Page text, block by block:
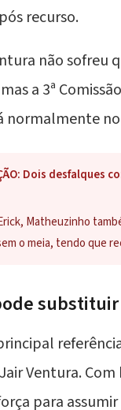
recurso.
não sofreu
a 3ª
normalmente
Dois desfalques
Matheuzinho
o meia, tendo que
Ventura.
para